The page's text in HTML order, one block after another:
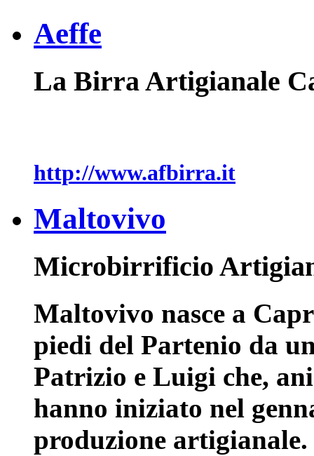
Aeffe
La Birra Artigianale
http://www.afbirra.it
Maltovivo
Microbirrificio
Maltovivo nasce a
piedi del Partenio da
Patrizio e Luigi che,
hanno iniziato nel
produzione artigianale.